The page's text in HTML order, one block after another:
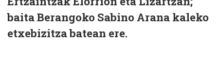
baita Berangoko Sabino Arana kaleko
etxebizitza batean ere.